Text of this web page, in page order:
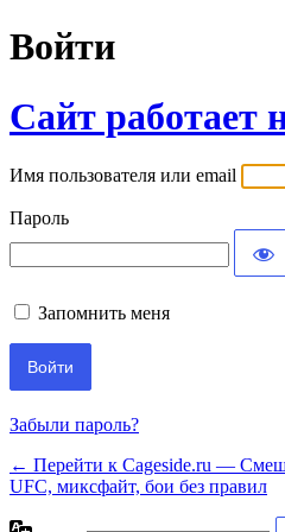
Войти
Сайт работает
Имя пользователя или email
Пароль
Запомнить меня
Забыли пароль?
← Перейти к Cageside.ru —
UFC, миксфайт, бои без правил